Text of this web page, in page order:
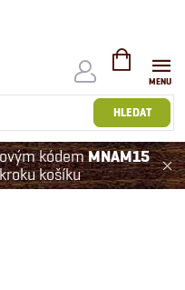
HLEDAT
NÁKUPNÍ
KOŠÍK
kódemMNAM15
košíku